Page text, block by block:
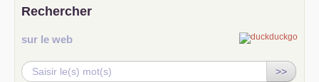
Rechercher
sur le web
>>